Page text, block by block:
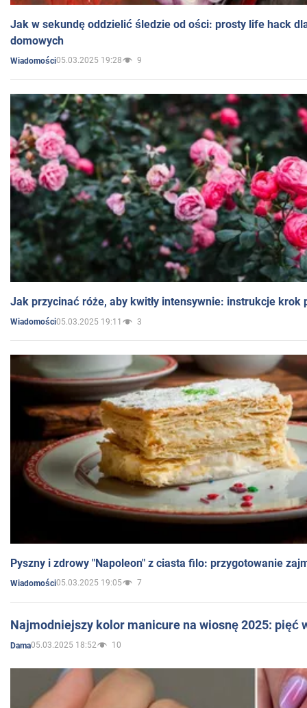
Jak w sekundę oddzielić śledzie od ości: prosty life hack
domowych
Wiadomości05.03.2025 19:28 9
Jak przycinać róże, aby kwitły intensywnie: instrukcje krok
Wiadomości05.03.2025 19:11 3
Pyszny i zdrowy "Napoleon" z ciasta filo: przygotowanie
Wiadomości05.03.2025 19:05 7
Najmodniejszy kolor manicure na wiosnę 2025: pięć
Dama05.03.2025 18:52 10